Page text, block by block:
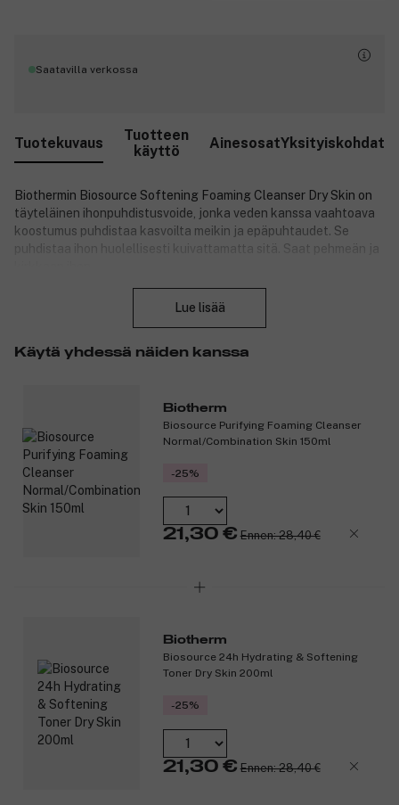
Saatavilla verkossa
Tuotekuvaus
Tuotteen
käyttö
AinesosatYksityiskohdat
Biothermin Biosource Softening Foaming Cleanser Dry Skin on
täyteläinen ihonpuhdistusvoide, jonka veden kanssa vaahtoava
koostumus puhdistaa kasvoilta meikin ja epäpuhtaudet. Se
puhdistaa ihon huolellisesti kuivattamatta sitä. Saat pehmeän ja
Lue lisää
Käytä yhdessä näiden kanssa
Biotherm
Biosource Purifying Foaming Cleanser
Normal/Combination Skin 150ml
-25%
21,30 € Ennen: 28,40 €
Biotherm
Biosource 24h Hydrating & Softening
Toner Dry Skin 200ml
-25%
21,30 € Ennen: 28,40 €